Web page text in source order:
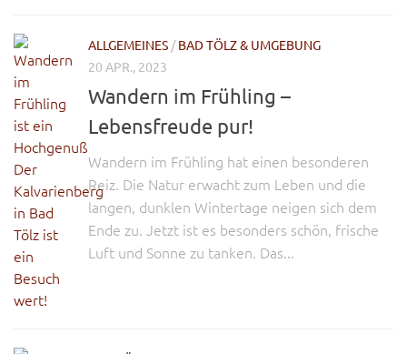
ALLGEMEINES /BAD TÖLZ & UMGEBUNG
20 APR., 2023
Wandern im Frühling –
Lebensfreude pur!
Wandern im Frühling hat einen besonderen
Reiz. Die Natur erwacht zum Leben und die
langen, dunklen Wintertage neigen sich dem
Ende zu. Jetzt ist es besonders schön, frische
Luft und Sonne zu tanken. Das...